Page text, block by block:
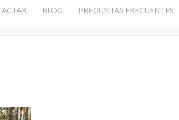
BLOG PREGUNTAS FRECUENTES